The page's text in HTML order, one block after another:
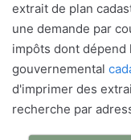
extrait de plan
une demande par
impôts dont dépend
gouvernemental
d'imprimer des
recherche par